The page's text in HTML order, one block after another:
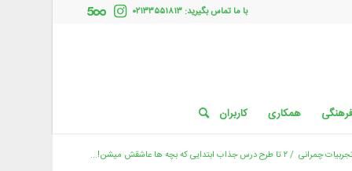
با ما تماس بگیرید: ۰۲۱۳۳۵۵۱۸۱۳
همکاری کاربران
چمرانی /۲ تا طرح درس جذاب ابتدایی که بچه ها عاشقش میشن!...